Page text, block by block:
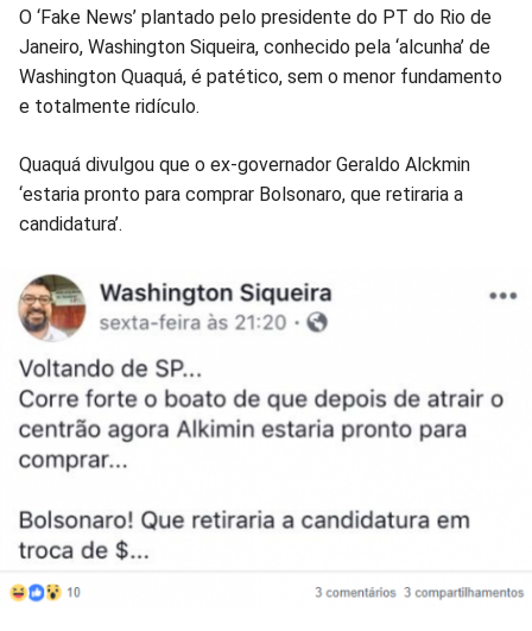
no
Facebook
no
Whatsapp
no
Twitter
no
Messenger
no
Telegram
no
Gettr
O ‘Fake News’ plantado pelo presidente do PT do Rio de
Janeiro, Washington Siqueira, conhecido pela ‘alcunha’ de
Washington Quaquá, é patético, sem o menor fundamento
e totalmente ridículo.
Quaquá divulgou que o ex-governador Geraldo Alckmin
‘estaria pronto para comprar Bolsonaro, que retiraria a
candidatura’.